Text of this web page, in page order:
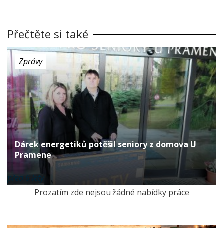
Přečtěte si také
Zprávy
Dárek energetiků potěšil seniory z domova U
Pramene
před 6 lety
Prozatím zde nejsou žádné nabídky práce